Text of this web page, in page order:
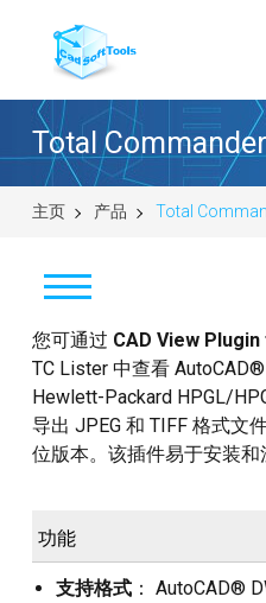
Total
主页 产品 Total
下载
CADView 32 bit
CADView 64 bit
提出问题
EULA
您可通过 CAD View
TC Lister 中查看 AutoCAD®
Hewlett-Packard HPGL/
导出 JPEG 和 TIFF 格式文
位版本。该插件易于安装和
功能
支持格式 ： AutoCAD®